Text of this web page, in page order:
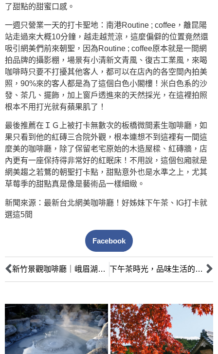
了甜點的甜蜜口感。
一週只營業一天的打卡聖地：南港Routine ; coffee，離昆陽
站走過來大概10分鐘，越走越荒涼，這麼偏僻的位置竟然還
吸引網美們前來朝聖，因為Routine ; coffee原本就是一間網
拍品牌的攝影棚，場景有小清新文青風、復古工業風，來喝
咖啡時只要不打擾其他客人，都可以在店內的各空間內拍美
照，90%來的客人都是為了這個白色小閣樓！米白色系的沙
發、茶几、擺飾，加上窗戶透進來的天然採光，在這裡拍照
根本不用打光就有蘋果肌了！
最後推薦在ＩＧ上被打卡無數次的板橋微間素生咖啡廳，如
果只看到他的紅磚三合院外觀，根本連想不到這裡有一間這
麼美的咖啡廳，除了保留老宅原始的木造屋樑、紅磚牆，店
內更有一座保持得非常好的紅眠床！不用說，這個包廂就是
網美趨之若鶩的朝聖打卡點，甜點意外也是水準之上，尤其
草莓季的甜點真是像是藝術品一樣細緻。
新聞來源：最新台北網美咖啡廳！好姊妹下午茶、IG打卡就
選這5間
Facebook
新竹景觀咖啡廳｜峨眉湖景觀、蔬食、下午茶 下午茶時光，品味生活的繁華和閒適